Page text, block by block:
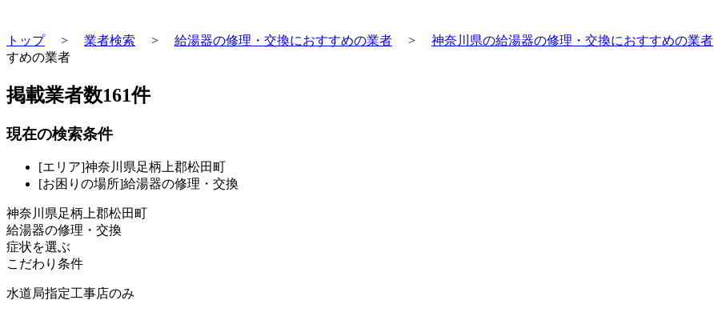
トップ> 業者検索 > 給湯器の修理・交換におすすめの業者 > 神奈川県の給湯器の修理・交換におすすめの業者
すめの業者
掲載業者数161件
現在の検索条件
[エリア]神奈川県足柄上郡松田町
[お困りの場所]給湯器の修理・交換
神奈川県足柄上郡松田町
給湯器の修理・交換
症状を選ぶ
こだわり条件
水道局指定工事店のみ